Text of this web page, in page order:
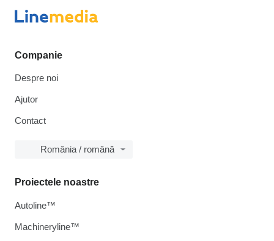
Companie
Despre noi
Ajutor
Contact
România / română
Proiectele noastre
Autoline™
Machineryline™